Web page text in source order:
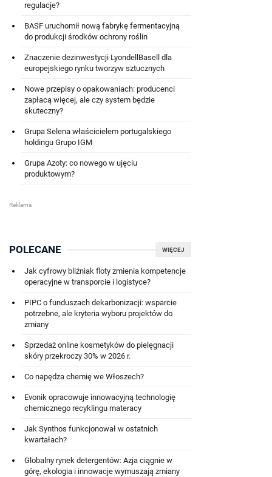
regulacje?
BASF uruchomił nową fabrykę fermentacyjną
do produkcji środków ochrony roślin
Znaczenie dezinwestycji LyondellBasell dla
europejskiego rynku tworzyw sztucznych
Nowe przepisy o opakowaniach: producenci
zapłacą więcej, ale czy system będzie
skuteczny?
Grupa Selena właścicielem portugalskiego
holdingu Grupo IGM
Grupa Azoty: co nowego w ujęciu
produktowym?
WIĘCEJ
POLECANE
Jak cyfrowy bliźniak floty zmienia kompetencje
operacyjne w transporcie i logistyce?
PIPC o funduszach dekarbonizacji: wsparcie
potrzebne, ale kryteria wyboru projektów do
zmiany
Sprzedaż online kosmetyków do pielęgnacji
skóry przekroczy 30% w 2026 r.
Co napędza chemię we Włoszech?
Evonik opracowuje innowacyjną technologię
chemicznego recyklingu materacy
Jak Synthos funkcjonował w ostatnich
kwartałach?
Globalny rynek detergentów: Azja ciągnie w
górę, ekologia i innowacje wymuszają zmiany